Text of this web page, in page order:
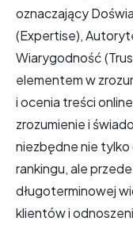
oznaczający
(Expertise),
Wiarygodność
elementem w
i ocenia treści
zrozumienie i
niezbędne nie
rankingu, ale
długoterminowej
klientów i